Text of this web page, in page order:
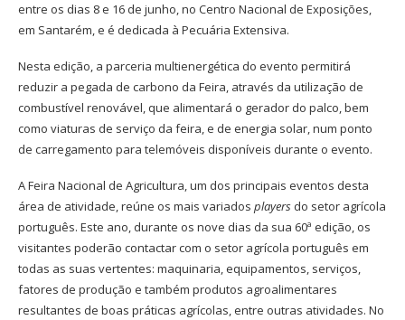
entre os dias 8 e 16 de junho, no Centro Nacional de Exposições,
em Santarém, e é dedicada à Pecuária Extensiva.
Nesta edição, a parceria multienergética do evento permitirá
reduzir a pegada de carbono da Feira, através da utilização de
combustível renovável, que alimentará o gerador do palco, bem
como viaturas de serviço da feira, e de energia solar, num ponto
de carregamento para telemóveis disponíveis durante o evento.
A Feira Nacional de Agricultura, um dos principais eventos desta
área de atividade, reúne os mais variados players do setor agrícola
português. Este ano, durante os nove dias da sua 60ª edição, os
visitantes poderão contactar com o setor agrícola português em
todas as suas vertentes: maquinaria, equipamentos, serviços,
fatores de produção e também produtos agroalimentares
resultantes de boas práticas agrícolas, entre outras atividades. No